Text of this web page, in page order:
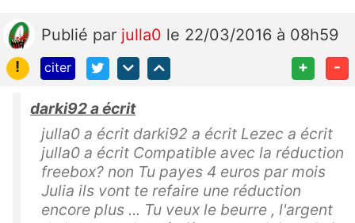
Publié par julla0 le 22/03/2016 à 08h59
!
citer + -
darki92 a écrit
julla0 a écrit darki92 a écrit Lezec a écrit
julla0 a écrit Compatible avec la réduction
freebox? non Tu payes 4 euros par mois
Julia ils vont te refaire une réduction
encore plus ... Tu veux le beurre , l'argent